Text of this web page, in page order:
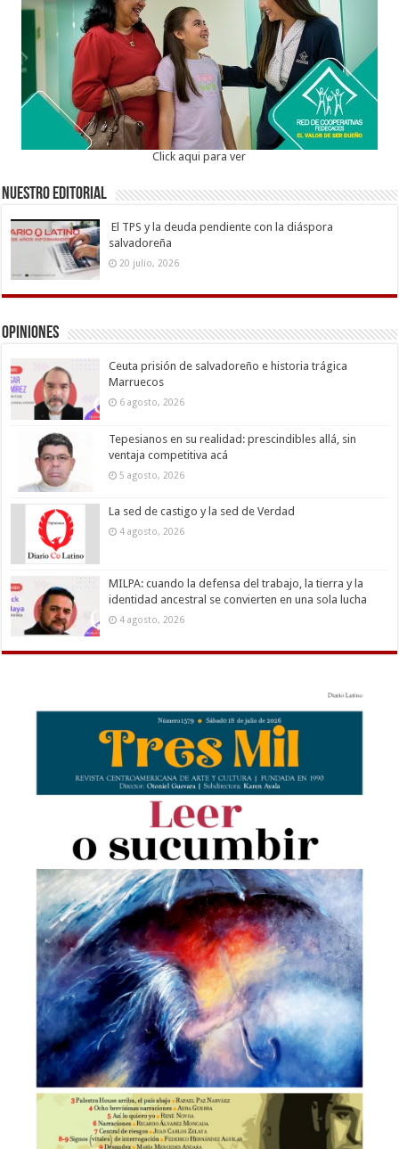
Click aqui para ver
Nuestro Editorial
El TPS y la deuda pendiente con la diáspora
salvadoreña
20 julio, 2026
Opiniones
Ceuta prisión de salvadoreño e historia trágica
Marruecos
6 agosto, 2026
Tepesianos en su realidad: prescindibles allá, sin
ventaja competitiva acá
5 agosto, 2026
La sed de castigo y la sed de Verdad
4 agosto, 2026
MILPA: cuando la defensa del trabajo, la tierra y la
identidad ancestral se convierten en una sola lucha
4 agosto, 2026